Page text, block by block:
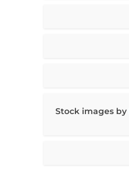
Stock images by